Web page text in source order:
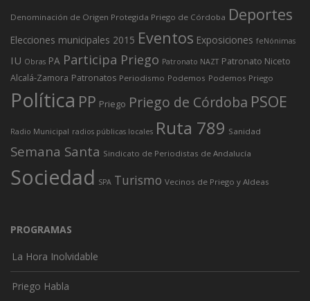
Denominación de Origen Protegida Priego de Córdoba Deportes
Elecciones municipales 2015 Eventos Exposiciones feNónimas
IU Obras PA Participa Priego Patronato NAZT Patronato Niceto
Alcalá-Zamora Patronatos Periodismo Podemos Podemos Priego
Política PP Priego Priego de Córdoba PSOE
Radio Municipal radios públicas locales Ruta 789 Sanidad
Semana Santa Sindicato de Periodistas de Andalucía
Sociedad SPA Turismo Vecinos de Priego y Aldeas
PROGRAMAS
La Hora Inolvidable
Priego Habla